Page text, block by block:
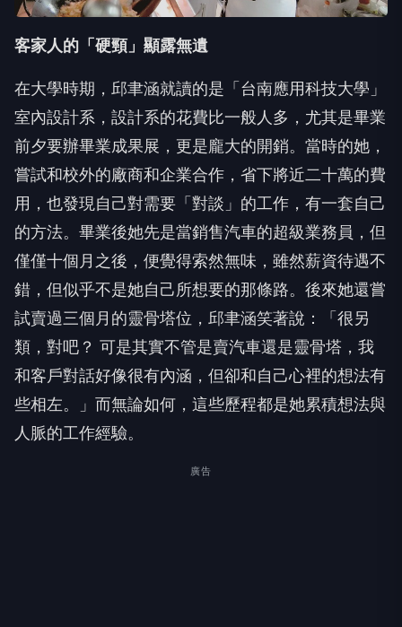
客家人的「硬頸」顯露無遺
在大學時期，邱聿涵就讀的是「台南應用科技大學」
室內設計系，設計系的花費比一般人多，尤其是畢業
前夕要辦畢業成果展，更是龐大的開銷。當時的她，
嘗試和校外的廠商和企業合作，省下將近二十萬的費
用，也發現自己對需要「對談」的工作，有一套自己
的方法。畢業後她先是當銷售汽車的超級業務員，但
僅僅十個月之後，便覺得索然無味，雖然薪資待遇不
錯，但似乎不是她自己所想要的那條路。後來她還嘗
試賣過三個月的靈骨塔位，邱聿涵笑著說：「很另
類，對吧？ 可是其實不管是賣汽車還是靈骨塔，我
和客戶對話好像很有內涵，但卻和自己心裡的想法有
些相左。」而無論如何，這些歷程都是她累積想法與
人脈的工作經驗。
廣告